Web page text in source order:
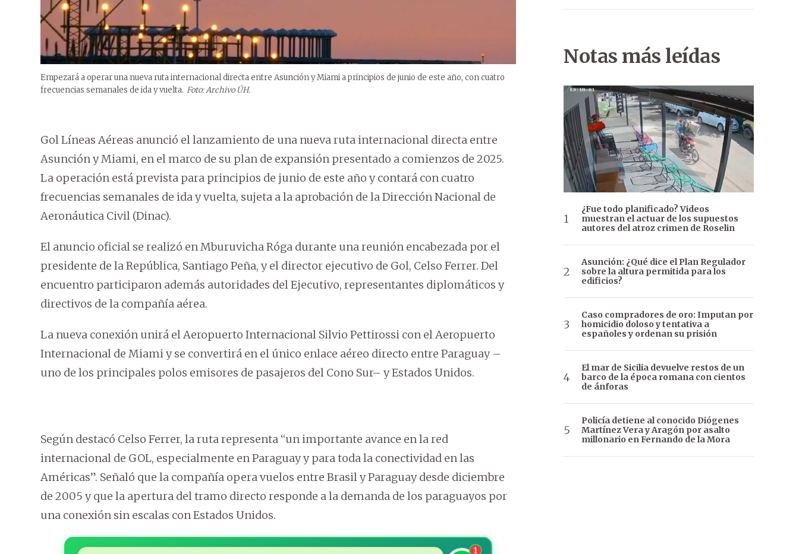
Empezará a operar una nueva ruta internacional directa entre Asunción y Miami a principios de junio de este año, con cuatro
frecuencias semanales de ida y vuelta. Foto: Archivo ÚH.
Gol Líneas Aéreas anunció el lanzamiento de una nueva ruta internacional directa entre
Asunción y Miami, en el marco de su plan de expansión presentado a comienzos de 2025.
La operación está prevista para principios de junio de este año y contará con cuatro
frecuencias semanales de ida y vuelta, sujeta a la aprobación de la Dirección Nacional de
Aeronáutica Civil (Dinac).
El anuncio oficial se realizó en Mburuvicha Róga durante una reunión encabezada por el
presidente de la República, Santiago Peña, y el director ejecutivo de Gol, Celso Ferrer. Del
encuentro participaron además autoridades del Ejecutivo, representantes diplomáticos y
directivos de la compañía aérea.
La nueva conexión unirá el Aeropuerto Internacional Silvio Pettirossi con el Aeropuerto
Internacional de Miami y se convertirá en el único enlace aéreo directo entre Paraguay –
uno de los principales polos emisores de pasajeros del Cono Sur– y Estados Unidos.
Según destacó Celso Ferrer, la ruta representa “un importante avance en la red
internacional de GOL, especialmente en Paraguay y para toda la conectividad en las
Américas”. Señaló que la compañía opera vuelos entre Brasil y Paraguay desde diciembre
de 2005 y que la apertura del tramo directo responde a la demanda de los paraguayos por
una conexión sin escalas con Estados Unidos.
1
Notas más leídas
¿Fue todo planificado? Videos
muestran el actuar de los supuestos
autores del atroz crimen de Roselin
Asunción: ¿Qué dice el Plan Regulador
sobre la altura permitida para los
edificios?
Caso compradores de oro: Imputan por
homicidio doloso y tentativa a
españoles y ordenan su prisión
El mar de Sicilia devuelve restos de un
barco de la época romana con cientos
de ánforas
Policía detiene al conocido Diógenes
Martínez Vera y Aragón por asalto
millonario en Fernando de la Mora